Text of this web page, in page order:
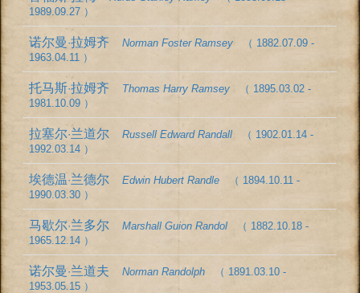
1989.09.27 ）
诺尔曼·拉姆齐Norman Foster Ramsey
（ 1882.07.09 -
1963.04.11 ）
托马斯·拉姆齐 Thomas Harry Ramsey
（ 1895.03.02 -
1981.10.09 ）
拉塞尔·兰道尔Russell Edward Randall
（ 1902.01.14 -
1992.03.14 ）
埃德温·兰德尔Edwin Hubert Randle
（ 1894.10.11 -
1990.03.30 ）
马歇尔·兰多尔Marshall Guion Randol
（ 1882.10.18 -
1965.12.14 ）
诺尔曼·兰道夫Norman Randolph
（ 1891.03.10 -
1953.05.15 ）